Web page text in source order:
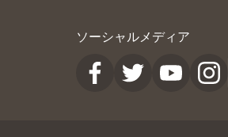
ソーシャルメディア